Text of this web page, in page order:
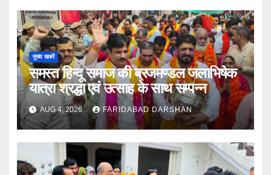
मुख्य खबरें
समस्त हिन्दू समाज की ब्रजमण्डल जलाभिषेक
यात्रा श्रद्धा एवं उत्साह के साथ सम्पन्न
AUG 4, 2026 FARIDABAD DARSHAN